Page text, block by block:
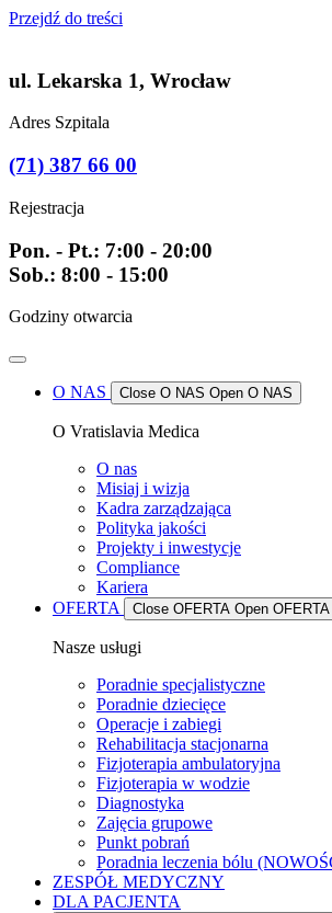
Przejdź do treści
ul. Lekarska 1, Wrocław
Adres Szpitala
(71) 387 66 00
Rejestracja
Pon. - Pt.: 7:00 - 20:00
Sob.: 8:00 - 15:00
Godziny otwarcia
O NAS Close O NAS Open O NAS
O Vratislavia Medica
O nas
Misiaj i wizja
Kadra zarządzająca
Polityka jakości
Projekty i inwestycje
Compliance
Kariera
OFERTA
Close OFERTA Open OFERTA
Nasze usługi
Poradnie specjalistyczne
Poradnie dziecięce
Operacje i zabiegi
Rehabilitacja stacjonarna
Fizjoterapia ambulatoryjna
Fizjoterapia w wodzie
Diagnostyka
Zajęcia grupowe
Punkt pobrań
Poradnia leczenia bólu
ZESPÓŁ MEDYCZNY
DLA PACJENTA